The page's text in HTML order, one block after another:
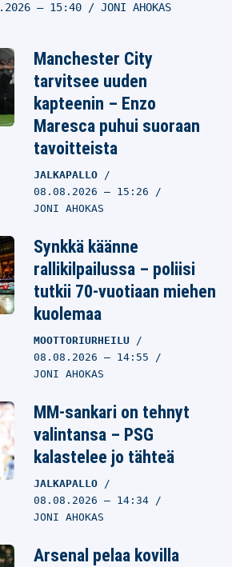
– 15:40 JONI AHOKAS
Manchester City
tarvitsee uuden
kapteenin – Enzo
Maresca puhui suoraan
tavoitteista
JALKAPALLO
08.08.2026 – 15:26
JONI AHOKAS
Synkkä käänne
rallikilpailussa – poliisi
tutkii 70-vuotiaan miehen
kuolemaa
MOOTTORIURHEILU
08.08.2026 – 14:55
JONI AHOKAS
MM-sankari on tehnyt
valintansa – PSG
kalastelee jo tähteä
JALKAPALLO
08.08.2026 – 14:34
JONI AHOKAS
Arsenal pelaa kovilla